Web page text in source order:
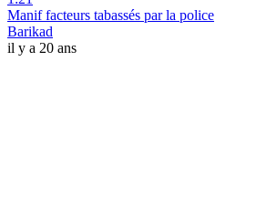
Manif facteurs tabassés par la police
Barikad
il y a 20 ans